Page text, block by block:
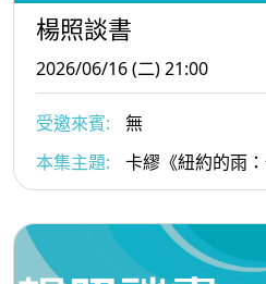
楊照談書
2026/06/16 (二) 21:00
受邀來賓:
無
本集主題:
卡繆《紐約的雨